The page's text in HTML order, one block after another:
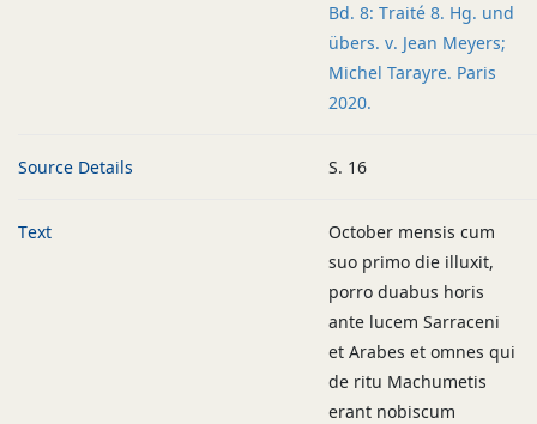
Bd. 8: Traité 8. Hg. und
übers. v. Jean Meyers;
Michel Tarayre. Paris
2020.
Source Details S. 16
Text
October mensis cum
suo primo die illuxit,
porro duabus horis
ante lucem Sarraceni
et Arabes et omnes qui
de ritu Machumetis
erant nobiscum